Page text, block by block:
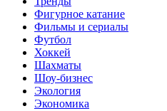
Фигурное катание
Фильмы и сериалы
Футбол
Хоккей
Шахматы
Шоу-бизнес
Экология
Экономика